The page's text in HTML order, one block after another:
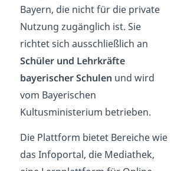
Bayern, die nicht für die private
Nutzung zugänglich ist. Sie
richtet sich ausschließlich an
Schüler und Lehrkräfte
bayerischer Schulen und wird
vom Bayerischen
Kultusministerium betrieben.
Die Plattform bietet Bereiche wie
das Infoportal, die Mediathek,